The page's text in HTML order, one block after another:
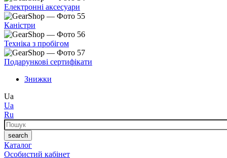
Електронні аксесуари
Каністри
Техніка з пробігом
Подарункові сертифікати
Знижки
Ua
Ua
Ru
Пошук
search
Каталог
Особистий кабінет